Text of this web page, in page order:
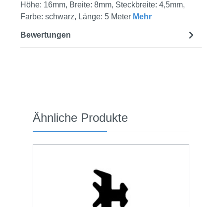
Höhe: 16mm, Breite: 8mm, Steckbreite: 4,5mm,
Farbe: schwarz, Länge: 5 Meter Mehr
Bewertungen
Produktgalerie überspringen
Ähnliche Produkte